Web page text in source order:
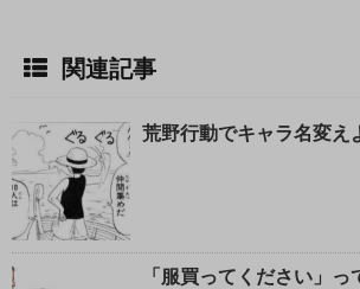
関連記事
荒野行動でキャラ名変え
「服買ってください」